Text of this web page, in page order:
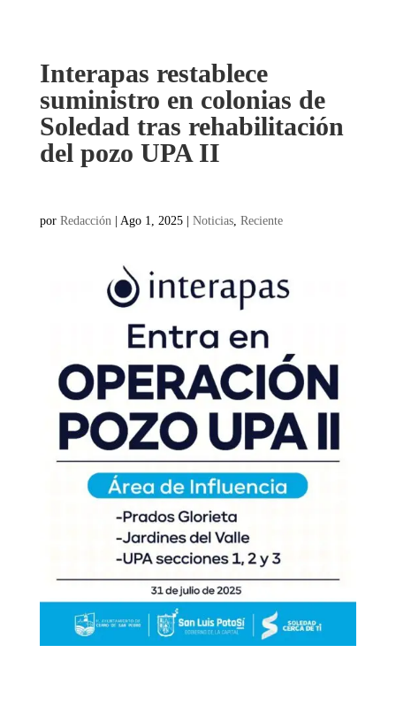
Interapas restablece
suministro en colonias de
Soledad tras rehabilitación
del pozo UPA II
por Redacción | Ago 1, 2025| Noticias, Reciente